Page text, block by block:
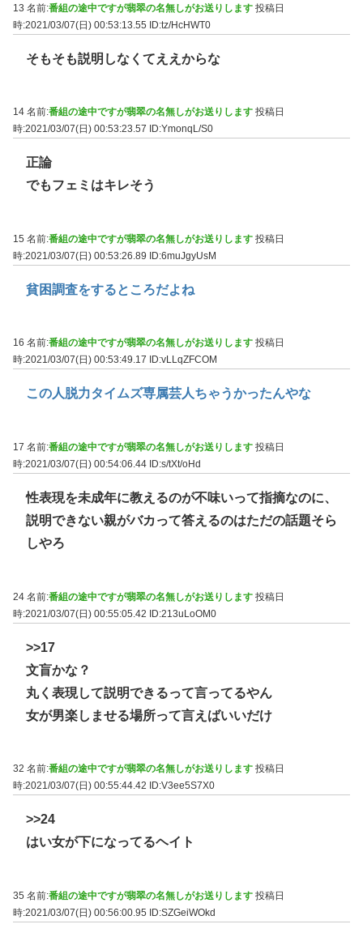
13 名前:番組の途中ですが翡翠の名無しがお送りします 投稿日
時:2021/03/07(日) 00:53:13.55 ID:tz/HcHWT0
そもそも説明しなくてええからな
14 名前:番組の途中ですが翡翠の名無しがお送りします 投稿日
時:2021/03/07(日) 00:53:23.57
ID:YmonqL/S0
正論
でもフェミはキレそう
15 名前:番組の途中ですが翡翠の名無しがお送りします 投稿日
時:2021/03/07(日) 00:53:26.89 ID:6muJgyUsM
貧困調査をするところだよね
16 名前:番組の途中ですが翡翠の名無しがお送りします 投稿日
時:2021/03/07(日) 00:53:49.17
ID:vLLqZFCOM
この人脱力タイムズ専属芸人ちゃうかったんやな
17 名前:番組の途中ですが翡翠の名無しがお送りします 投稿日
時:2021/03/07(日) 00:54:06.44 ID:s/tXt/oHd
性表現を未成年に教えるのが不味いって指摘なのに、
説明できない親がバカって答えるのはただの話題そら
しやろ
24 名前:番組の途中ですが翡翠の名無しがお送りします 投稿日
時:2021/03/07(日) 00:55:05.42 ID:213uLoOM0
>>17
文盲かな？
丸く表現して説明できるって言ってるやん
女が男楽しませる場所って言えばいいだけ
32 名前:番組の途中ですが翡翠の名無しがお送りします 投稿日
時:2021/03/07(日) 00:55:44.42
ID:V3ee5S7X0
>>24
はい女が下になってるヘイト
35 名前:番組の途中ですが翡翠の名無しがお送りします 投稿日
時:2021/03/07(日) 00:56:00.95 ID:SZGeiWOkd